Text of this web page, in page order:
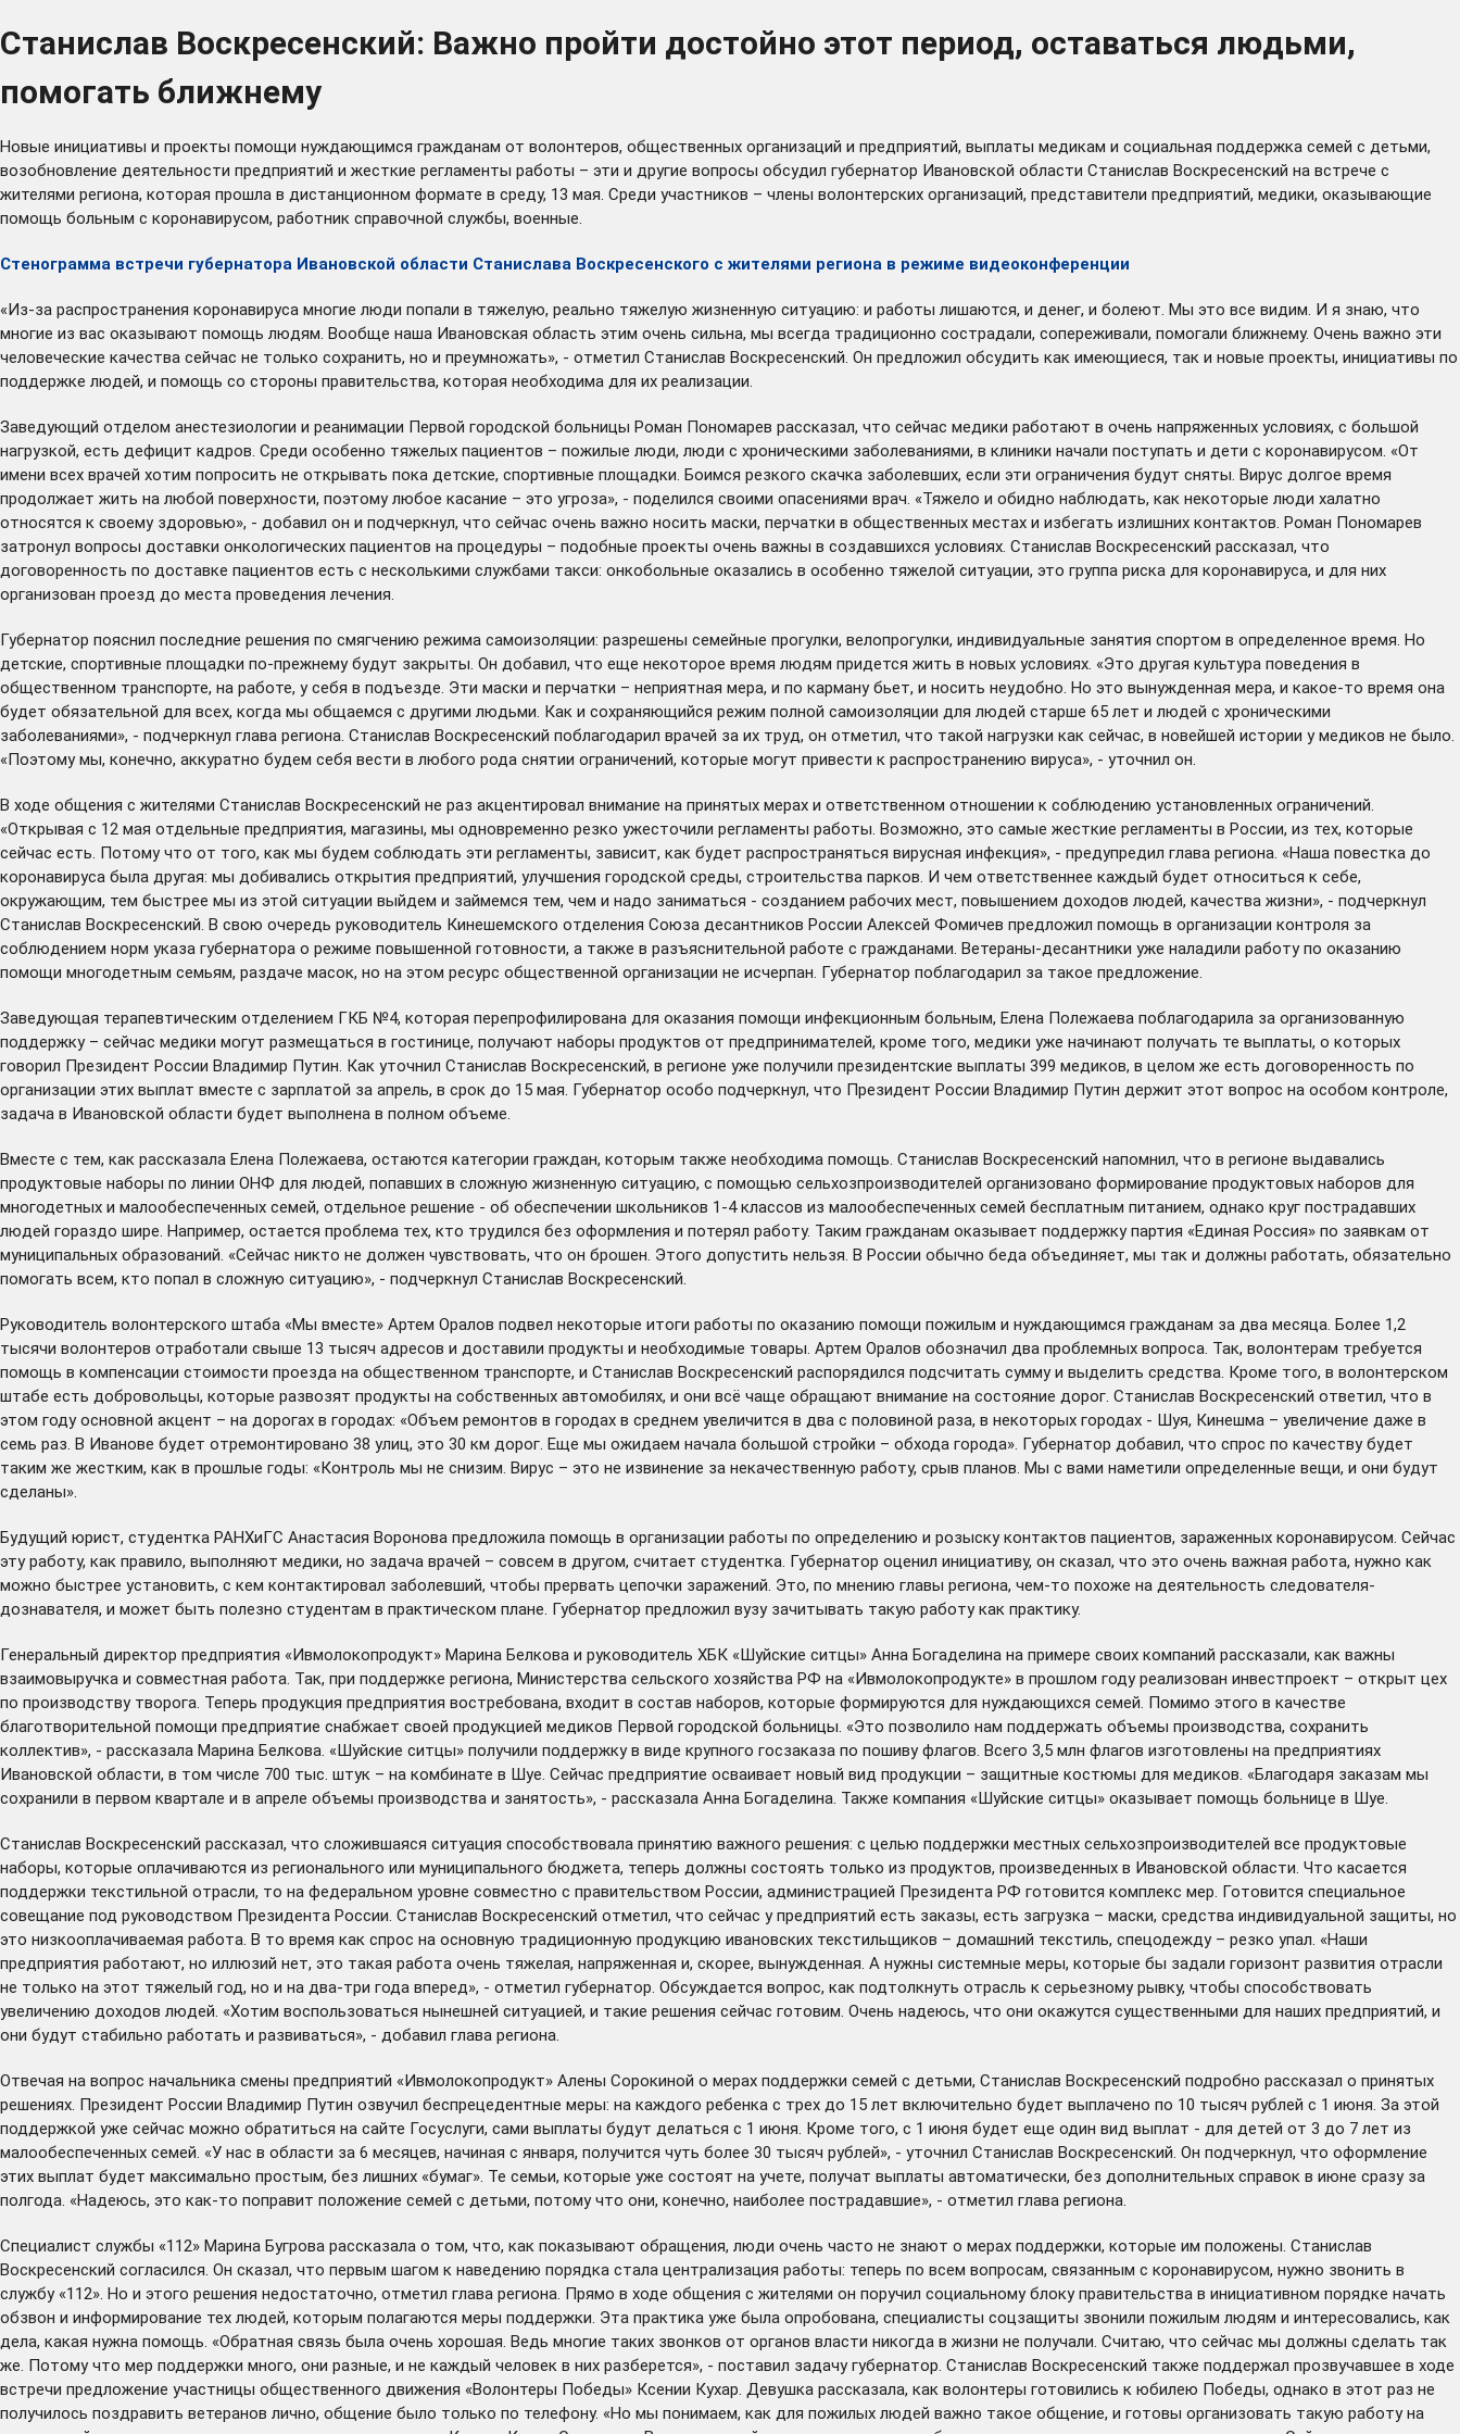
Станислав Воскресенский: Важно пройти достойно этот период, оставаться людьми,
помогать ближнему
Новые инициативы и проекты помощи нуждающимся гражданам от волонтеров, общественных организаций и предприятий, выплаты медикам и социальная поддержка семей с детьми,
возобновление деятельности предприятий и жесткие регламенты работы – эти и другие вопросы обсудил губернатор Ивановской области Станислав Воскресенский на встрече с
жителями региона, которая прошла в дистанционном формате в среду, 13 мая. Среди участников – члены волонтерских организаций, представители предприятий, медики, оказывающие
помощь больным с коронавирусом, работник справочной службы, военные.
Стенограмма встречи губернатора Ивановской области Станислава Воскресенского с жителями региона в режиме видеоконференции
«Из-за распространения коронавируса многие люди попали в тяжелую, реально тяжелую жизненную ситуацию: и работы лишаются, и денег, и болеют. Мы это все видим. И я знаю, что
многие из вас оказывают помощь людям. Вообще наша Ивановская область этим очень сильна, мы всегда традиционно сострадали, сопереживали, помогали ближнему. Очень важно эти
человеческие качества сейчас не только сохранить, но и преумножать», - отметил Станислав Воскресенский. Он предложил обсудить как имеющиеся, так и новые проекты, инициативы по
поддержке людей, и помощь со стороны правительства, которая необходима для их реализации.
Заведующий отделом анестезиологии и реанимации Первой городской больницы Роман Пономарев рассказал, что сейчас медики работают в очень напряженных условиях, с большой
нагрузкой, есть дефицит кадров. Среди особенно тяжелых пациентов – пожилые люди, люди с хроническими заболеваниями, в клиники начали поступать и дети с коронавирусом. «От
имени всех врачей хотим попросить не открывать пока детские, спортивные площадки. Боимся резкого скачка заболевших, если эти ограничения будут сняты. Вирус долгое время
продолжает жить на любой поверхности, поэтому любое касание – это угроза», - поделился своими опасениями врач. «Тяжело и обидно наблюдать, как некоторые люди халатно
относятся к своему здоровью», - добавил он и подчеркнул, что сейчас очень важно носить маски, перчатки в общественных местах и избегать излишних контактов. Роман Пономарев
затронул вопросы доставки онкологических пациентов на процедуры – подобные проекты очень важны в создавшихся условиях. Станислав Воскресенский рассказал, что
договоренность по доставке пациентов есть с несколькими службами такси: онкобольные оказались в особенно тяжелой ситуации, это группа риска для коронавируса, и для них
организован проезд до места проведения лечения.
Губернатор пояснил последние решения по смягчению режима самоизоляции: разрешены семейные прогулки, велопрогулки, индивидуальные занятия спортом в определенное время. Но
детские, спортивные площадки по-прежнему будут закрыты. Он добавил, что еще некоторое время людям придется жить в новых условиях. «Это другая культура поведения в
общественном транспорте, на работе, у себя в подъезде. Эти маски и перчатки – неприятная мера, и по карману бьет, и носить неудобно. Но это вынужденная мера, и какое-то время она
будет обязательной для всех, когда мы общаемся с другими людьми. Как и сохраняющийся режим полной самоизоляции для людей старше 65 лет и людей с хроническими
заболеваниями», - подчеркнул глава региона. Станислав Воскресенский поблагодарил врачей за их труд, он отметил, что такой нагрузки как сейчас, в новейшей истории у медиков не было.
«Поэтому мы, конечно, аккуратно будем себя вести в любого рода снятии ограничений, которые могут привести к распространению вируса», - уточнил он.
В ходе общения с жителями Станислав Воскресенский не раз акцентировал внимание на принятых мерах и ответственном отношении к соблюдению установленных ограничений.
«Открывая с 12 мая отдельные предприятия, магазины, мы одновременно резко ужесточили регламенты работы. Возможно, это самые жесткие регламенты в России, из тех, которые
сейчас есть. Потому что от того, как мы будем соблюдать эти регламенты, зависит, как будет распространяться вирусная инфекция», - предупредил глава региона. «Наша повестка до
коронавируса была другая: мы добивались открытия предприятий, улучшения городской среды, строительства парков. И чем ответственнее каждый будет относиться к себе,
окружающим, тем быстрее мы из этой ситуации выйдем и займемся тем, чем и надо заниматься - созданием рабочих мест, повышением доходов людей, качества жизни», - подчеркнул
Станислав Воскресенский. В свою очередь руководитель Кинешемского отделения Союза десантников России Алексей Фомичев предложил помощь в организации контроля за
соблюдением норм указа губернатора о режиме повышенной готовности, а также в разъяснительной работе с гражданами. Ветераны-десантники уже наладили работу по оказанию
помощи многодетным семьям, раздаче масок, но на этом ресурс общественной организации не исчерпан. Губернатор поблагодарил за такое предложение.
Заведующая терапевтическим отделением ГКБ №4, которая перепрофилирована для оказания помощи инфекционным больным, Елена Полежаева поблагодарила за организованную
поддержку – сейчас медики могут размещаться в гостинице, получают наборы продуктов от предпринимателей, кроме того, медики уже начинают получать те выплаты, о которых
говорил Президент России Владимир Путин. Как уточнил Станислав Воскресенский, в регионе уже получили президентские выплаты 399 медиков, в целом же есть договоренность по
организации этих выплат вместе с зарплатой за апрель, в срок до 15 мая. Губернатор особо подчеркнул, что Президент России Владимир Путин держит этот вопрос на особом контроле,
задача в Ивановской области будет выполнена в полном объеме.
Вместе с тем, как рассказала Елена Полежаева, остаются категории граждан, которым также необходима помощь. Станислав Воскресенский напомнил, что в регионе выдавались
продуктовые наборы по линии ОНФ для людей, попавших в сложную жизненную ситуацию, с помощью сельхозпроизводителей организовано формирование продуктовых наборов для
многодетных и малообеспеченных семей, отдельное решение - об обеспечении школьников 1-4 классов из малообеспеченных семей бесплатным питанием, однако круг пострадавших
людей гораздо шире. Например, остается проблема тех, кто трудился без оформления и потерял работу. Таким гражданам оказывает поддержку партия «Единая Россия» по заявкам от
муниципальных образований. «Сейчас никто не должен чувствовать, что он брошен. Этого допустить нельзя. В России обычно беда объединяет, мы так и должны работать, обязательно
помогать всем, кто попал в сложную ситуацию», - подчеркнул Станислав Воскресенский.
Руководитель волонтерского штаба «Мы вместе» Артем Оралов подвел некоторые итоги работы по оказанию помощи пожилым и нуждающимся гражданам за два месяца. Более 1,2
тысячи волонтеров отработали свыше 13 тысяч адресов и доставили продукты и необходимые товары. Артем Оралов обозначил два проблемных вопроса. Так, волонтерам требуется
помощь в компенсации стоимости проезда на общественном транспорте, и Станислав Воскресенский распорядился подсчитать сумму и выделить средства. Кроме того, в волонтерском
штабе есть добровольцы, которые развозят продукты на собственных автомобилях, и они всё чаще обращают внимание на состояние дорог. Станислав Воскресенский ответил, что в
этом году основной акцент – на дорогах в городах: «Объем ремонтов в городах в среднем увеличится в два с половиной раза, в некоторых городах - Шуя, Кинешма – увеличение даже в
семь раз. В Иванове будет отремонтировано 38 улиц, это 30 км дорог. Еще мы ожидаем начала большой стройки – обхода города». Губернатор добавил, что спрос по качеству будет
таким же жестким, как в прошлые годы: «Контроль мы не снизим. Вирус – это не извинение за некачественную работу, срыв планов. Мы с вами наметили определенные вещи, и они будут
сделаны».
Будущий юрист, студентка РАНХиГС Анастасия Воронова предложила помощь в организации работы по определению и розыску контактов пациентов, зараженных коронавирусом. Сейчас
эту работу, как правило, выполняют медики, но задача врачей – совсем в другом, считает студентка. Губернатор оценил инициативу, он сказал, что это очень важная работа, нужно как
можно быстрее установить, с кем контактировал заболевший, чтобы прервать цепочки заражений. Это, по мнению главы региона, чем-то похоже на деятельность следователя-
дознавателя, и может быть полезно студентам в практическом плане. Губернатор предложил вузу зачитывать такую работу как практику.
Генеральный директор предприятия «Ивмолокопродукт» Марина Белкова и руководитель ХБК «Шуйские ситцы» Анна Богаделина на примере своих компаний рассказали, как важны
взаимовыручка и совместная работа. Так, при поддержке региона, Министерства сельского хозяйства РФ на «Ивмолокопродукте» в прошлом годуреализован инвестпроект – открыт цех
по производству творога. Теперь продукция предприятия востребована, входит в состав наборов, которые формируются для нуждающихся семей. Помимо этого в качестве
благотворительной помощи предприятие снабжает своей продукцией медиков Первой городской больницы. «Это позволило нам поддержать объемы производства, сохранить
коллектив», - рассказала Марина Белкова. «Шуйские ситцы» получили поддержку в виде крупного госзаказа по пошиву флагов. Всего 3,5 млн флагов изготовлены на предприятиях
Ивановской области, в том числе 700 тыс. штук – на комбинате в Шуе. Сейчас предприятие осваивает новый вид продукции – защитные костюмы для медиков. «Благодаря заказам мы
сохранили в первом квартале и в апреле объемы производства и занятость», - рассказала Анна Богаделина. Также компания «Шуйские ситцы» оказывает помощь больнице в Шуе.
Станислав Воскресенский рассказал, что сложившаяся ситуация способствовала принятию важного решения: с целью поддержки местных сельхозпроизводителей все продуктовые
наборы, которые оплачиваются из регионального или муниципального бюджета, теперь должны состоять только из продуктов, произведенных в Ивановской области. Что касается
поддержки текстильной отрасли, то на федеральном уровне совместно с правительством России, администрацией Президента РФ готовится комплекс мер. Готовится специальное
совещание под руководством Президента России. Станислав Воскресенский отметил, что сейчас у предприятий есть заказы, есть загрузка – маски, средства индивидуальной защиты, но
это низкооплачиваемая работа. В то время как спрос на основную традиционную продукцию ивановских текстильщиков – домашний текстиль, спецодежду – резко упал. «Наши
предприятия работают, но иллюзий нет, это такая работа очень тяжелая, напряженная и, скорее, вынужденная. А нужны системные меры, которые бы задали горизонт развития отрасли
не только на этот тяжелый год, но и на два-три года вперед», - отметил губернатор. Обсуждается вопрос, как подтолкнуть отрасль к серьезному рывку, чтобы способствовать
увеличению доходов людей. «Хотим воспользоваться нынешней ситуацией, и такие решения сейчас готовим. Очень надеюсь, что они окажутся существенными для наших предприятий, и
они будут стабильно работать и развиваться», - добавил глава региона.
Отвечая на вопрос начальника смены предприятий «Ивмолокопродукт» Алены Сорокиной о мерах поддержки семей с детьми, Станислав Воскресенский подробно рассказал о принятых
решениях. Президент России Владимир Путин озвучил беспрецедентные меры: на каждого ребенка с трех до 15 лет включительно будет выплачено по 10 тысяч рублей с 1 июня. За этой
поддержкой уже сейчас можно обратиться на сайте Госуслуги, сами выплаты будут делаться с 1 июня. Кроме того, с 1 июня будет еще один вид выплат - для детей от 3 до 7 лет из
малообеспеченных семей. «У нас в области за 6 месяцев, начиная с января, получится чуть более 30 тысяч рублей», - уточнил Станислав Воскресенский. Он подчеркнул, что оформление
этих выплат будет максимально простым, без лишних «бумаг». Те семьи, которые уже состоят на учете, получат выплаты автоматически, без дополнительных справок в июне сразу за
полгода. «Надеюсь, это как-то поправит положение семей с детьми, потому что они, конечно, наиболее пострадавшие», - отметил глава региона.
Специалист службы «112» Марина Бугрова рассказала о том, что, как показывают обращения, люди очень часто не знают о мерах поддержки, которые им положены. Станислав
Воскресенский согласился. Он сказал, что первым шагом к наведению порядка стала централизация работы: теперь по всем вопросам, связанным с коронавирусом, нужно звонить в
службу «112». Но и этого решения недостаточно, отметил глава региона. Прямо в ходе общения с жителями он поручил социальному блоку правительства в инициативном порядке начать
обзвон и информирование тех людей, которым полагаются меры поддержки. Эта практика уже была опробована, специалисты соцзащиты звонили пожилым людям и интересовались, как
дела, какая нужна помощь. «Обратная связь была очень хорошая. Ведь многие таких звонков от органов власти никогда в жизни не получали. Считаю, что сейчас мы должны сделать так
же. Потому что мер поддержки много, они разные, и не каждый человек в них разберется», - поставил задачу губернатор. Станислав Воскресенский также поддержал прозвучавшее в ходе
встречи предложение участницы общественного движения «Волонтеры Победы» Ксении Кухар. Девушка рассказала, как волонтеры готовились к юбилею Победы, однако в этот раз не
получилось поздравить ветеранов лично, общение было только по телефону. «Но мы понимаем, как для пожилых людей важно такое общение, и готовы организовать такую работу на